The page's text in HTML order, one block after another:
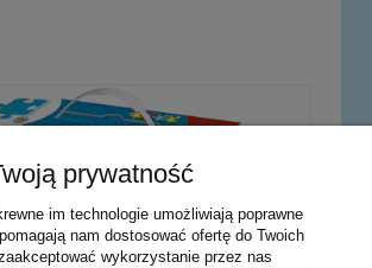
prywatność
im technologie umożliwiają poprawne
nam dostosować ofertę do Twoich
wykorzystanie przez nas